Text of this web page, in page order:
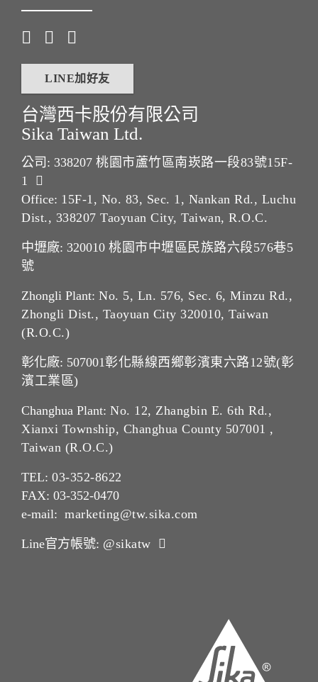
LINE加好友
台灣西卡股份有限公司
Sika Taiwan Ltd.
公司: 338207 桃園市蘆竹區南崁路一段83號15F-
1
Office: 15F-1, No. 83, Sec. 1, Nankan Rd., Luchu
Dist., 338207 Taoyuan City, Taiwan, R.O.C.
中壢廠: 320010 桃園市中壢區民族路六段576巷5
號
Zhongli Plant: No. 5, Ln. 576, Sec. 6, Minzu Rd.,
Zhongli Dist., Taoyuan City 320010, Taiwan
(R.O.C.)
彰化廠: 507001彰化縣線西鄉彰濱東六路12號(彰
濱工業區)
Changhua Plant: No. 12, Zhangbin E. 6th Rd.,
Xianxi Township, Changhua County 507001 ,
Taiwan (R.O.C.)
TEL: 03-352-8622
FAX: 03-352-0470
e-mail: marketing@tw.sika.com
Line官方帳號: @sikatw